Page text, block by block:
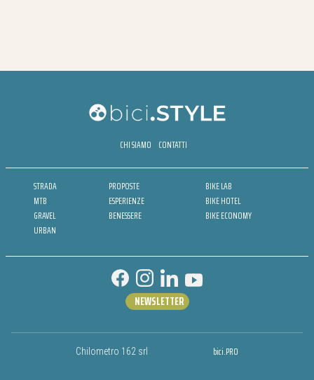
CHI SIAMO CONTATTI
STRADA
MTB
GRAVEL
URBAN
PROPOSTE
ESPERIENZE
BENESSERE
BIKE LAB
BIKE HOTEL
BIKE ECONOMY
Chilometro 162 srl bici.PRO
NEWSLETTER